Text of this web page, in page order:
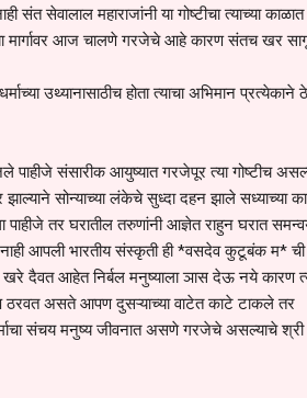
संत सेवालाल महाराजांनी या गोष्टीचा त्याच्या
मार्गावर आज चालणे गरजेचे आहे कारण संतच खर
उथ्यानासाठीच होता त्याचा अभिमान प्रत्येकाने
संसारीक आयुष्यात गरजेपूर त्या गोष्टीच
सोन्याच्या लंकेचे सुध्दा दहन झाले सध्याच्या
तर घरातील तरुणांनी आज्ञेत राहुन घरात
आपली भारतीय संस्कृती ही *वसदेव कुटूबंक म*
दैवत आहेत निर्बल मनुष्याला ञास देऊ नये कारण
असते आपण दुसऱ्याच्या वाटेत काटे टाकले तर
कर्माचा संचय मनुष्य जीवनात असणे गरजेचे असल्याचे